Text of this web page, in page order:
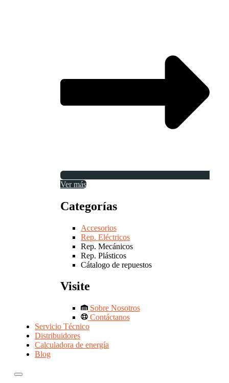
Ver más
Categorías
Accesorios
Rep. Eléctricos
Rep. Mecánicos
Rep. Plásticos
Cátalogo de repuestos
Visite
Sobre Nosotros
Contáctanos
Servicio Técnico
Distribuidores
Calculadora de energía
Blog